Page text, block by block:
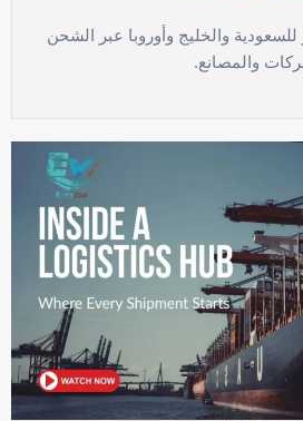
والخليج وأوروبا عبر الشحن
والمصانع.